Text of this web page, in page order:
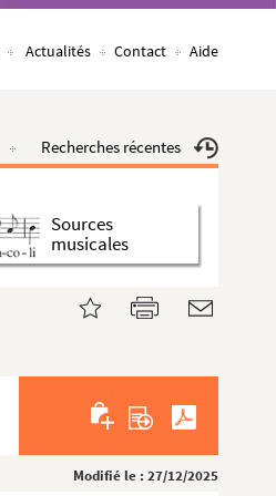
Actualités Contact Aide
Recherches récentes
Sources
musicales
Modifié le : 27/12/2025